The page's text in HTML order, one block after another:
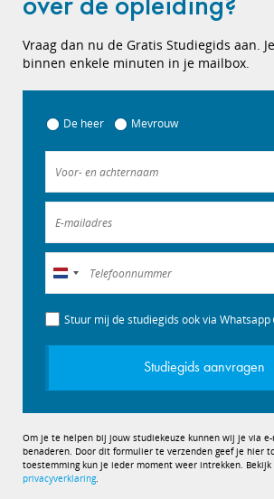
Vraag dan nu de Gratis Studiegids aan.
binnen enkele minuten in je mailbox.
De heer Mevrouw
Nederland
+31
Stuur mij de studiegids ook via Whatsapp
Studiegids aanvragen
Om je te helpen bij jouw studiekeuze kunnen wij je via
benaderen. Door dit formulier te verzenden geef je hier
toestemming kun je ieder moment weer intrekken. Bekijk
privacyverklaring.